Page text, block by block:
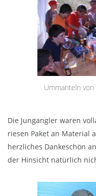
Ummanteln
Die Jungangler waren
riesen Paket an Material
herzliches Dankeschön
der Hinsicht natürlich